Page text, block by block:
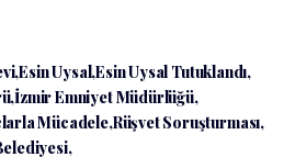
Esin Uysal Esin Uysal Tutuklandı
İzmir Emniyet Müdürlüğü
Mücadele Rüşvet Soruşturması